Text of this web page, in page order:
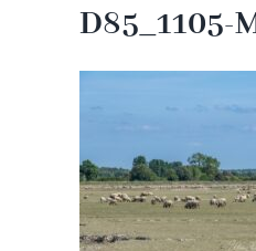
D85_1105-